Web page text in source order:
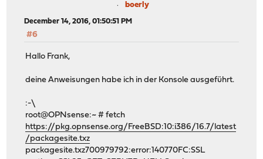
boerly
December 14, 2016, 01:50:51 PM
#6
Hallo Frank,
deine Anweisungen habe ich in der Konsole ausgeführt.
:-\
root@OPNsense:~ # fetch
https://pkg.opnsense.org/FreeBSD:10:i386/16.7/latest
/packagesite.txz
packagesite.txz700979792:error:140770FC:SSL